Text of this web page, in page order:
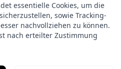
essentielle Cookies, um die
sowie Tracking-
nachvollziehen zu können.
nach erteilter Zustimmung